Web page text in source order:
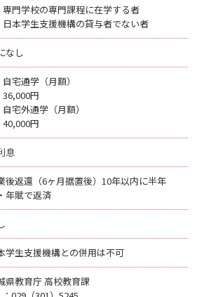
専門学校の専門課程に在学する者
日本学生支援機構の貸与者でない者
なし
自宅通学（月額）
36,000円
自宅外通学（月額）
40,000円
息
後返還（6ヶ月据置後）10年以内に半年
年賦で返済
学生支援機構との併用は不可
県教育庁 高校教育課